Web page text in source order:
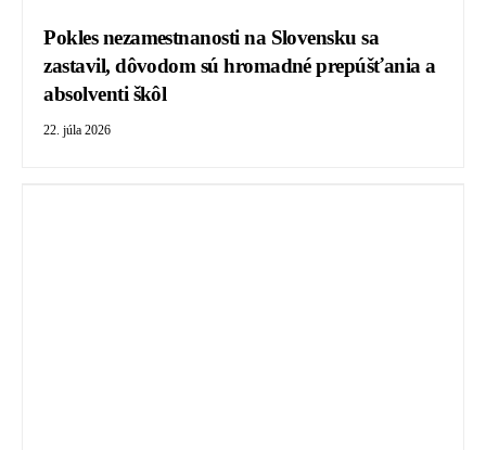
Pokles nezamestnanosti na Slovensku sa
zastavil, dôvodom sú hromadné prepúšťania a
absolventi škôl
22. júla 2026